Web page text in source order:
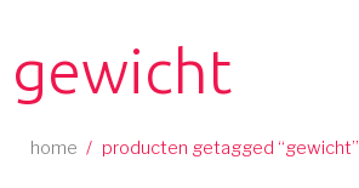
gewicht
home / producten getagged “gewicht”